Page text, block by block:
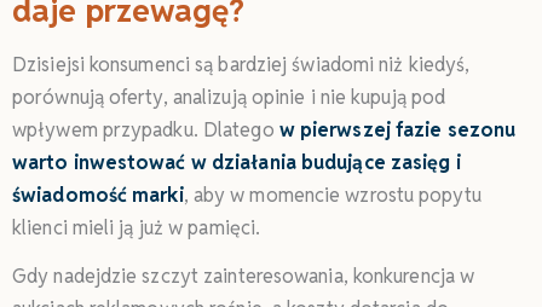
daje przewagę?
Dzisiejsi konsumenci są bardziej świadomi niż kiedyś,
porównują oferty, analizują opinie i nie kupują pod
wpływem przypadku. Dlatego w pierwszej fazie sezonu
warto inwestować w działania budujące zasięg i
świadomość marki, aby w momencie wzrostu popytu
klienci mieli ją już w pamięci.
Gdy nadejdzie szczyt zainteresowania, konkurencja w